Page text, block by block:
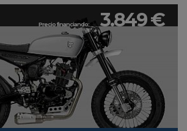
Precio financiando: 3.849 €